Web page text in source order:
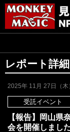
レポート詳細
2025年 11月 27日（
受託イベント
【報告】岡山
会を開催しまし